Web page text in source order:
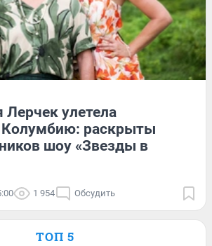
Лерчек улетела
раскрыты
шоу «Звезды в
1 954 Обсудить
ТОП 5